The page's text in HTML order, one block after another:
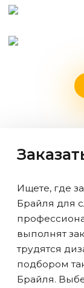
Ищете, где
Брайля для
выполнят
трудятся
подбором
Брайля.